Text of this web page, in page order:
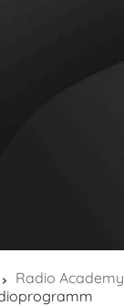
Radio Academy